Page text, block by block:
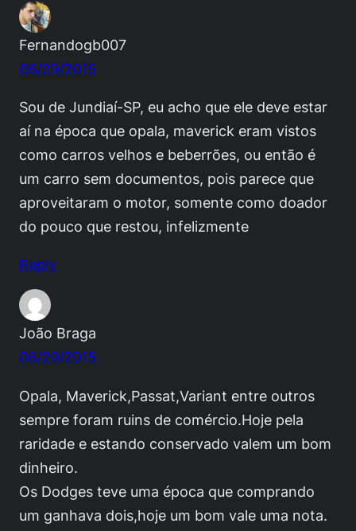
Fernandogb007
06/29/2015
Sou de Jundiaí-SP, eu acho que ele deve estar
aí na época que opala, maverick eram vistos
como carros velhos e beberrões, ou então é
um carro sem documentos, pois parece que
aproveitaram o motor, somente como doador
do pouco que restou, infelizmente
Reply
João Braga
06/29/2015
Opala, Maverick,Passat,Variant entre outros
sempre foram ruins de comércio.Hoje pela
raridade e estando conservado valem um bom
dinheiro.
Os Dodges teve uma época que comprando
um ganhava dois,hoje um bom vale uma nota.